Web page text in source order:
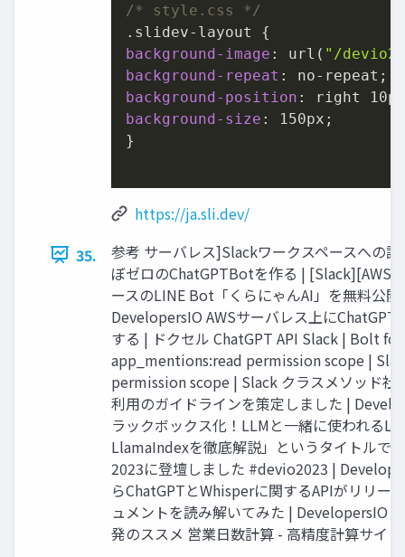
/* style.css */
.slidev-layout
background-image : url( "/
background-repeat
background-position : right
10px
background-size : 150px ;
}
https://ja.sli.dev/
35.
参考 サーバレス]Slackワークスペースへの
ぼゼロのChatGPTBotを作る | [Slack][AWS
ースのLINE Bot「くらにゃんAI」を無料公
DevelopersIO AWSサーバレス上に
する | ドクセル ChatGPT API Slack | Bolt
app_mentions:read permission scope |
permission scope | Slack クラスメソッド社
利用のガイドラインを策定しました |
ラックボックス化！LLMと一緒に使われる
LlamaIndexを徹底解説」というタイトルで
2023に登壇しました #devio2023 |
らChatGPTとWhisperに関するAPIがリリー
ュメントを読み解いてみた | DevelopersIO
発のススメ 営業日数計算 - 高精度計算サイ